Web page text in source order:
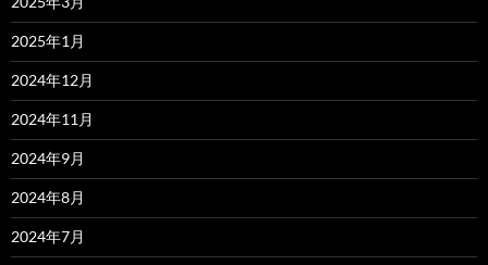
2025年1月
2024年12月
2024年11月
2024年9月
2024年8月
2024年7月